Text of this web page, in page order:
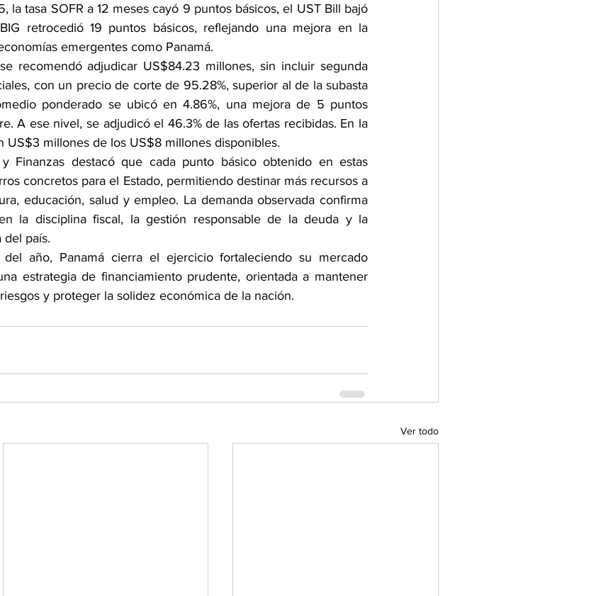
la tasa SOFR a 12 meses cayó 9 puntos básicos, el UST Bill bajó
retrocedió 19 puntos básicos, reflejando una mejora en la
emergentes como Panamá.
recomendó adjudicar US$84.23 millones, sin incluir segunda
con un precio de corte de 95.28%, superior al de la subasta
ponderado se ubicó en 4.86%, una mejora de 5 puntos
A ese nivel, se adjudicó el 46.3% de las ofertas recibidas. En la
US$3 millones de los US$8 millones disponibles.
Finanzas destacó que cada punto básico obtenido en estas
concretos para el Estado, permitiendo destinar más recursos a
educación, salud y empleo. La demanda observada confirma
la disciplina fiscal, la gestión responsable de la deuda y la
del país.
año, Panamá cierra el ejercicio fortaleciendo su mercado
estrategia de financiamiento prudente, orientada a mantener
y proteger la solidez económica de la nación.
Ver todo